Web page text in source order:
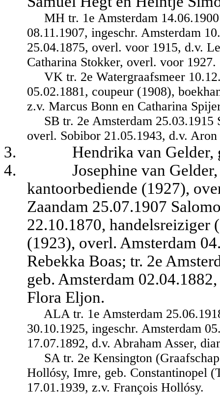
MH tr. 1e Amsterdam
08.11.1907, ingeschr. Amsterdam
25.04.1875, overl. voor 1915, d.v.
Catharina Stokker, overl. voor 1927.
VK tr. 2e Watergraafsmeer
05.02.1881, coupeur (1908),
z.v. Marcus Bonn en Catharina
SB tr. 2e Amsterdam
overl. Sobibor 21.05.1943, d.v.
3.
Hendrika van Gelder,
4.
Josephine van
kantoorbediende (1927),
Zaandam 25.07.1907
22.10.1870,
(1923), overl. Amsterdam
Rebekka Boas; tr. 2e
geb. Amsterdam
Flora Eljon.
ALA tr. 1e Amsterdam
30.10.1925, ingeschr. Amsterdam
17.07.1892, d.v. Abraham Asser,
SA tr. 2e Kensington
Hollósy, Imre, geb. Constantinopel
17.01.1939, z.v. François Hollósy.